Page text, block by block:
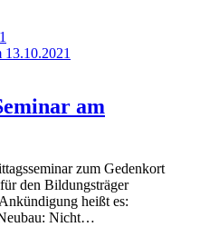
am
zum Gedenkort
den Bildungsträger
heißt es:
Nicht…